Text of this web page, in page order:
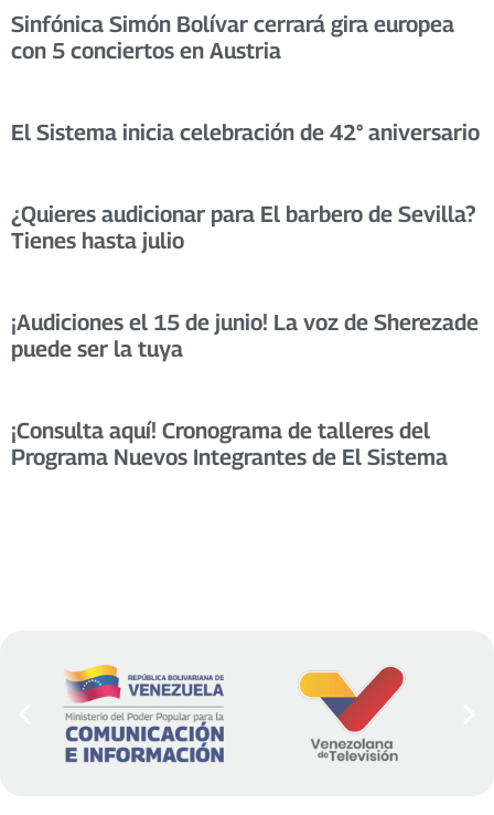
Sinfónica Simón Bolívar cerrará gira europea
con 5 conciertos en Austria
El Sistema inicia celebración de 42° aniversario
¿Quieres audicionar para El barbero de Sevilla?
Tienes hasta julio
¡Audiciones el 15 de junio! La voz de Sherezade
puede ser la tuya
¡Consulta aquí! Cronograma de talleres del
Programa Nuevos Integrantes de El Sistema